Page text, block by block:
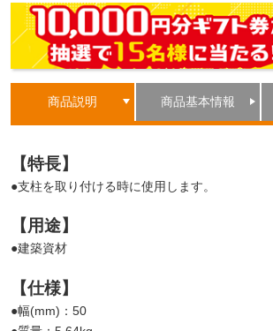
商品説明 商品基本情報
【特長】
●支柱を取り付ける時に使用します。
【用途】
●建築資材
【仕様】
●幅(mm)：50